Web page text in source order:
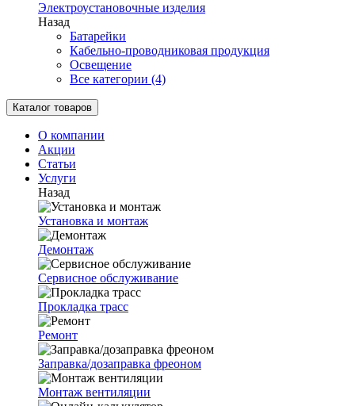
Электроустановочные изделия
Назад
Батарейки
Кабельно-проводниковая продукция
Освещение
Все категории (4)
Каталог товаров
О компании
Акции
Статьи
Услуги
Назад
Установка и монтаж
Демонтаж
Сервисное обслуживание
Прокладка трасс
Ремонт
Заправка/дозаправка фреоном
Монтаж вентиляции